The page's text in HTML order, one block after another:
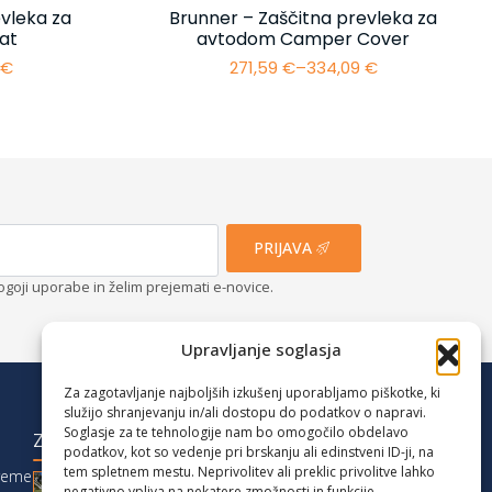
Upravljanje soglasja
Za zagotavljanje najboljših izkušenj uporabljamo piškotke, ki
služijo shranjevanju in/ali dostopu do podatkov o napravi.
Soglasje za te tehnologije nam bo omogočilo obdelavo
podatkov, kot so vedenje pri brskanju ali edinstveni ID-ji, na
tem spletnem mestu. Neprivolitev ali preklic privolitve lahko
za
€
Brunner – Zaščitna prevleka za
avtodom Camper Cover
271,59 €–334,09 €
Cenovni
PRIJAVA
uporabe in želim prejemati e-novice.
ZADNJE OBJAVE
Družinski vikend med Karavankami: